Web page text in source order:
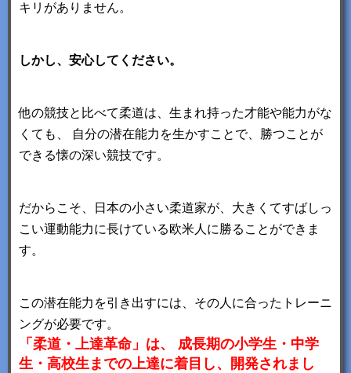
キリがありません。
しかし、安心してください。
他の競技と比べて柔道は、生まれ持った才能や能力がな
くても、 自分の潜在能力を生かすことで、勝つことが
できる懐の深い競技です。
だからこそ、日本の小さい柔道家が、大きくてすばしっ
こい運動能力に長けている欧米人に勝ることができま
す。
この潜在能力を引き出すには、その人に合ったトレーニ
ングが必要です。
「柔道・上達革命」は、
成長期の小学生・中学
生・高校生までの上達に着目し、開発されまし